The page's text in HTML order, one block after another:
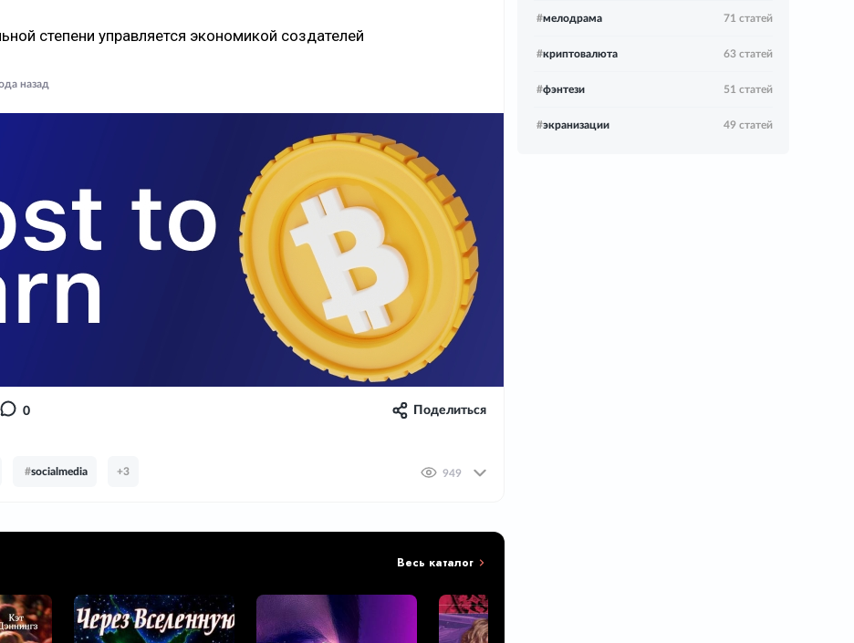
степени управляется экономикой создателей
назад
0 Поделиться
#socialmedia +3 949
Весь каталог
#мелодрама 71 статей
#криптовалюта 63 статей
#фэнтези 51 статей
#экранизации 49 статей